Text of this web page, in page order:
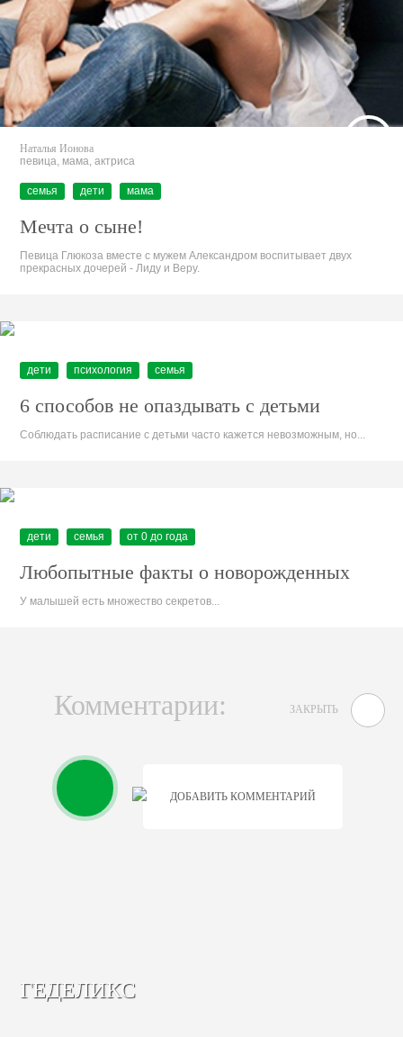
Наталья Ионова
певица, мама, актриса
семья дети мама
Мечта о сыне!
Певица Глюкоза вместе с мужем Александром воспитывает двух
прекрасных дочерей - Лиду и Веру.
дети психология семья
6 способов не опаздывать с детьми
Соблюдать расписание с детьми часто кажется невозможным, но...
дети семья от 0 до года
Любопытные факты о новорожденных
У малышей есть множество секретов...
Комментарии: ЗАКРЫТЬ
ДОБАВИТЬ КОММЕНТАРИЙ
ГЕДЕЛИКС